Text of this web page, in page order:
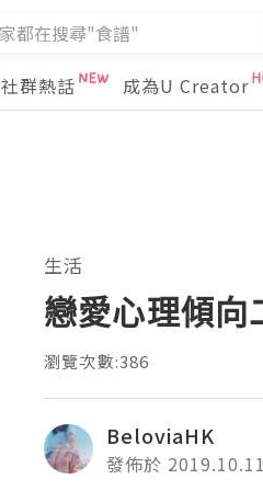
社群熱話 成為U Creator
生活
戀愛心理傾向
瀏覽次數:386
BeloviaHK
發佈於 2019.10.11